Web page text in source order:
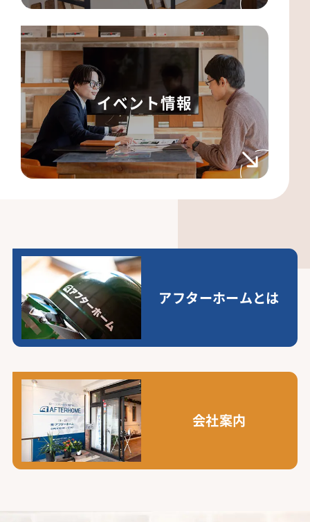
イベント情報
アフターホームとは
会社案内